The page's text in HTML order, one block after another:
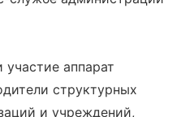
аппарат
структурных
и учреждений,